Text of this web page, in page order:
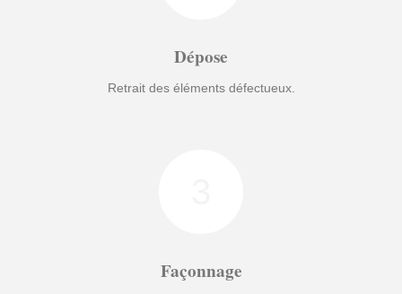
Dépose
Retrait des éléments défectueux.
Façonnage